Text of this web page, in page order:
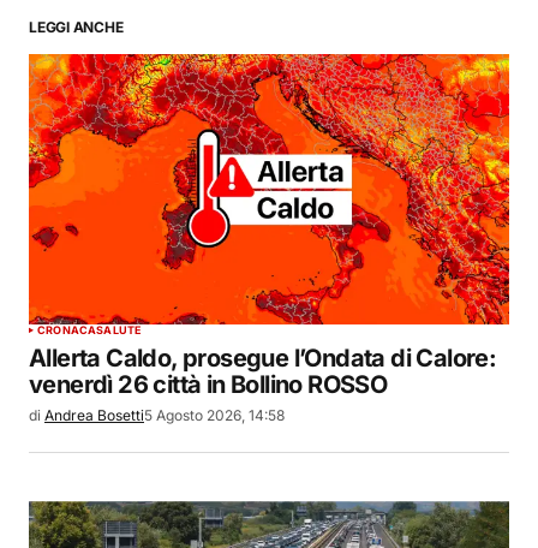
LEGGI ANCHE
CRONACASALUTE
Allerta Caldo, prosegue l’Ondata di Calore:
venerdì 26 città in Bollino ROSSO
di Andrea Bosetti5 Agosto 2026, 14:58